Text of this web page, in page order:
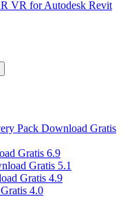
VR for Autodesk Revit
Pack Download Gratis
Gratis 6.9
Gratis 5.1
Gratis 4.9
4.0